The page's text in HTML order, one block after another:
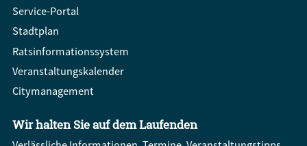
Service-Portal
Stadtplan
Ratsinformationssystem
Veranstaltungskalender
Citymanagement
Wir halten Sie auf dem Laufenden